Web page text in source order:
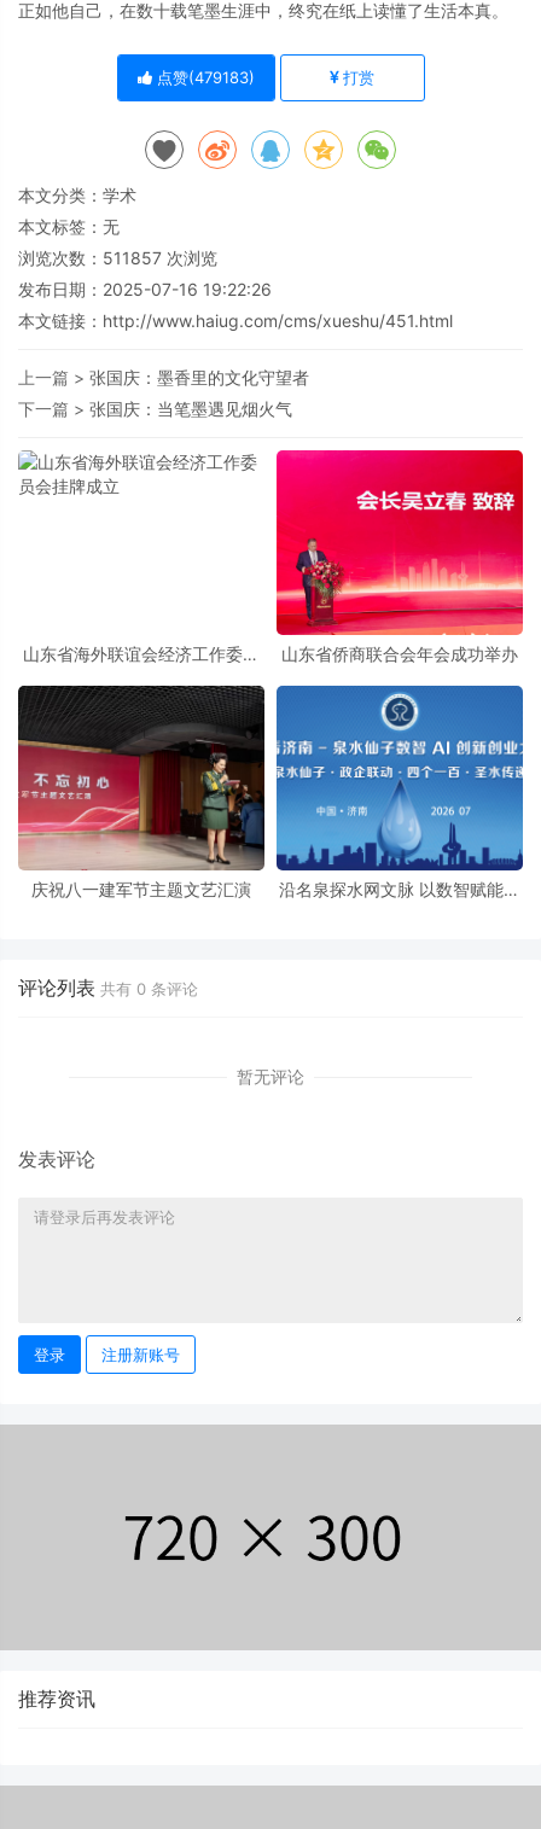
正如他自己，在数十载笔墨生涯中，终究在纸上读懂了生活本真。
点赞(479183) 打赏
本文分类： 学术
本文标签：无
浏览次数： 511857 次浏览
发布日期：2025-07-16 19:22:26
本文链接： http://www.haiug.com/cms/xueshu/451.html
上一篇 > 张国庆：墨香里的文化守望者
下一篇 > 张国庆：当笔墨遇见烟火气
山东省海外联谊会经济工作委员
山东省侨商联合会年会成功举办
庆祝八一建军节主题文艺汇演
沿名泉探水网文脉 以数智赋能泉
评论列表 共有 0 条评论
暂无评论
发表评论
登录 注册新账号
推荐资讯